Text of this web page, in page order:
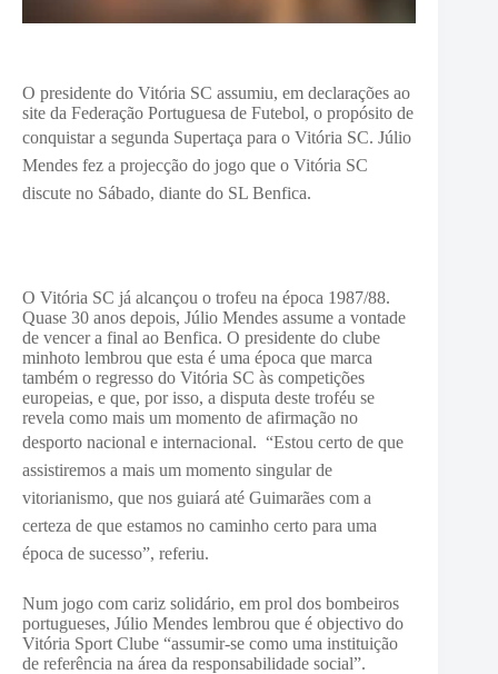
O presidente do Vitória SC assumiu, em declarações ao
site da Federação Portuguesa de Futebol, o propósito de
conquistar a segunda Supertaça para o Vitória SC. Júlio
Mendes fez a projecção do jogo que o Vitória SC
discute no Sábado, diante do SL Benfica.
O Vitória SC já alcançou o trofeu na época 1987/88.
Quase 30 anos depois, Júlio Mendes assume a vontade
de vencer a final ao Benfica. O presidente do clube
minhoto lembrou que esta é uma época que marca
também o regresso do Vitória SC às competições
europeias, e que, por isso, a disputa deste troféu se
revela como mais um momento de afirmação no
desporto nacional e internacional. “Estou certo de que
assistiremos a mais um momento singular de
vitorianismo, que nos guiará até Guimarães com a
certeza de que estamos no caminho certo para uma
época de sucesso”, referiu.
Num jogo com cariz solidário, em prol dos bombeiros
portugueses, Júlio Mendes lembrou que é objectivo do
Vitória Sport Clube “assumir-se como uma instituição
de referência na área da responsabilidade social”.